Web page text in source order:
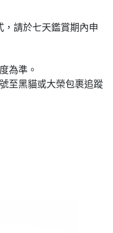
，請於七天鑑賞期內申
為準。
至黑貓或大榮包裹追蹤